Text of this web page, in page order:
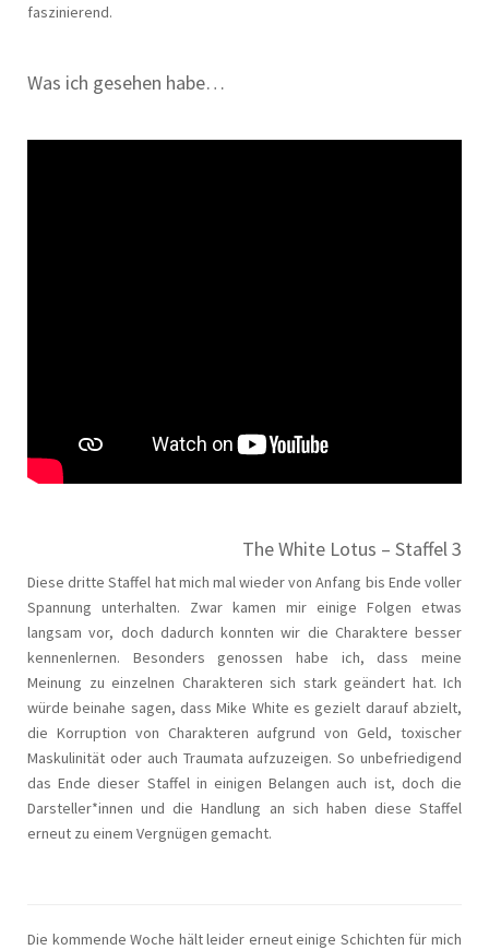
faszinierend.
Was ich gesehen habe…
The White Lotus – Staffel 3
Diese dritte Staffel hat mich mal wieder von Anfang bis Ende voller
Spannung unterhalten. Zwar kamen mir einige Folgen etwas
langsam vor, doch dadurch konnten wir die Charaktere besser
kennenlernen. Besonders genossen habe ich, dass meine
Meinung zu einzelnen Charakteren sich stark geändert hat. Ich
würde beinahe sagen, dass Mike White es gezielt darauf abzielt,
die Korruption von Charakteren aufgrund von Geld, toxischer
Maskulinität oder auch Traumata aufzuzeigen. So unbefriedigend
das Ende dieser Staffel in einigen Belangen auch ist, doch die
Darsteller*innen und die Handlung an sich haben diese Staffel
erneut zu einem Vergnügen gemacht.
Die kommende Woche hält leider erneut einige Schichten für mich